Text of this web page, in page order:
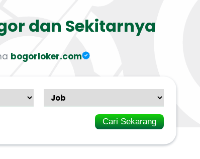
dan Sekitarnya
bogorloker.com
Cari Sekarang